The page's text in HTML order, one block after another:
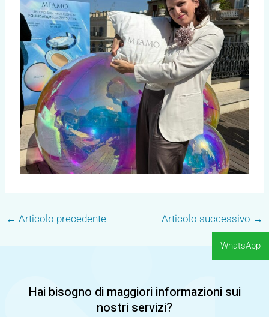
← Articolo precedente Articolo successivo →
Hai bisogno di maggiori informazioni sui
nostri servizi?
WhatsApp